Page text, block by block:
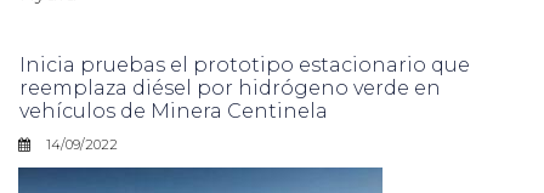
Inicia pruebas el prototipo estacionario que
reemplaza diésel por hidrógeno verde en
vehículos de Minera Centinela
14/09/2022